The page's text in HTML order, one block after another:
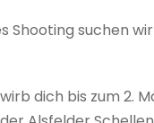
Shooting suchen
dich bis zum 2.